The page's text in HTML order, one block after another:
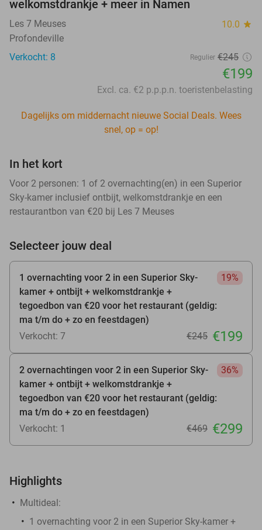
welkomstdrankje + meer in Namen
Les 7 Meuses 10.0 star
Profondeville
Verkocht: 8
Regulier €245
€199
Excl. ca. €2 p.p.p.n. toeristenbelasting
Dagelijks om middernacht nieuwe Social Deals. Wees
snel, op = op!
In het kort
Voor 2 personen: 1 of 2 overnachting(en) in een Superior
Sky-kamer inclusief ontbijt, welkomstdrankje en een
restaurantbon van €20 bij Les 7 Meuses
Selecteer jouw deal
1 overnachting voor 2 in een Superior Sky-
kamer + ontbijt + welkomstdrankje +
tegoedbon van €20 voor het restaurant (geldig:
ma t/m do + zo en feestdagen)
19%
Verkocht: 7 €245 €199
2 overnachtingen voor 2 in een Superior Sky-
kamer + ontbijt + welkomstdrankje +
tegoedbon van €20 voor het restaurant (geldig:
ma t/m do + zo en feestdagen)
36%
Verkocht: 1 €469 €299
Highlights
Multideal:
1 overnachting voor 2 in een Superior Sky-kamer +